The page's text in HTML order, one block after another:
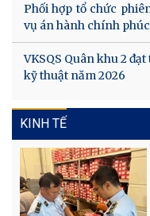
Phối hợp tổ chức
vụ án hành chính
VKSQS Quân khu 2
kỹ thuật năm 2026
KINH TẾ